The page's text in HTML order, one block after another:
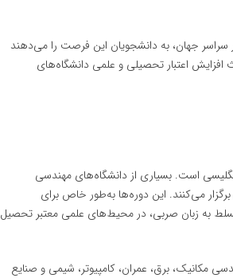
سراسر جهان، به دانشجویان این فرصت را می‌دهند
اعتبار تحصیلی و علمی دانشگاه‌های
است. بسیاری از دانشگاه‌های مهندسی
می‌کنند. این دوره‌ها به‌طور خاص برای
به زبان صربی، در محیط‌های علمی معتبر تحصیل
مکانیک، برق، عمران، کامپیوتر، شیمی و صنایع